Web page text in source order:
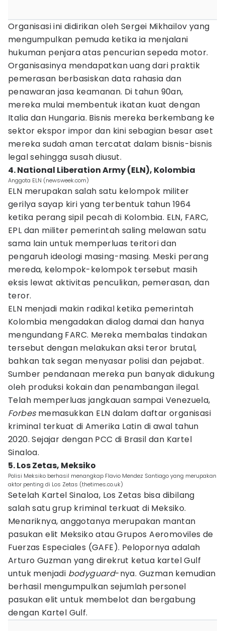
Organisasi ini didirikan oleh Sergei Mikhailov yang
mengumpulkan pemuda ketika ia menjalani
hukuman penjara atas pencurian sepeda motor.
Organisasinya mendapatkan uang dari praktik
pemerasan berbasiskan data rahasia dan
penawaran jasa keamanan. Di tahun 90an,
mereka mulai membentuk ikatan kuat dengan
Italia dan Hungaria. Bisnis mereka berkembang ke
sektor ekspor impor dan kini sebagian besar aset
mereka sudah aman tercatat dalam bisnis-bisnis
legal sehingga susah diusut.
4. National Liberation Army (ELN), Kolombia
Anggota ELN (newsweek.com)
ELN merupakan salah satu kelompok militer
gerilya sayap kiri yang terbentuk tahun 1964
ketika perang sipil pecah di Kolombia. ELN, FARC,
EPL dan militer pemerintah saling melawan satu
sama lain untuk memperluas teritori dan
pengaruh ideologi masing-masing. Meski perang
mereda, kelompok-kelompok tersebut masih
eksis lewat aktivitas penculikan, pemerasan, dan
teror.
ELN menjadi makin radikal ketika pemerintah
Kolombia mengadakan dialog damai dan hanya
mengundang FARC. Mereka membalas tindakan
tersebut dengan melakukan aksi teror brutal,
bahkan tak segan menyasar polisi dan pejabat.
Sumber pendanaan mereka pun banyak didukung
oleh produksi kokain dan penambangan ilegal.
Telah memperluas jangkauan sampai Venezuela,
Forbesmemasukkan ELN dalam daftar organisasi
kriminal terkuat di Amerika Latin di awal tahun
2020. Sejajar dengan PCC di Brasil dan Kartel
Sinaloa.
5. Los Zetas, Meksiko
Polisi Meksiko berhasil menangkap Flavio Mendez Santiago yang merupakan
aktor penting di Los Zetas (thetimes.co.uk)
Setelah Kartel Sinaloa, Los Zetas bisa dibilang
salah satu grup kriminal terkuat di Meksiko.
Menariknya, anggotanya merupakan mantan
pasukan elit Meksiko atau Grupos Aeromoviles de
Fuerzas Especiales (GAFE). Pelopornya adalah
Arturo Guzman yang direkrut ketua kartel Gulf
untuk menjadi bodyguard-nya. Guzman kemudian
berhasil mengumpulkan sejumlah personel
pasukan elit untuk membelot dan bergabung
dengan Kartel Gulf.